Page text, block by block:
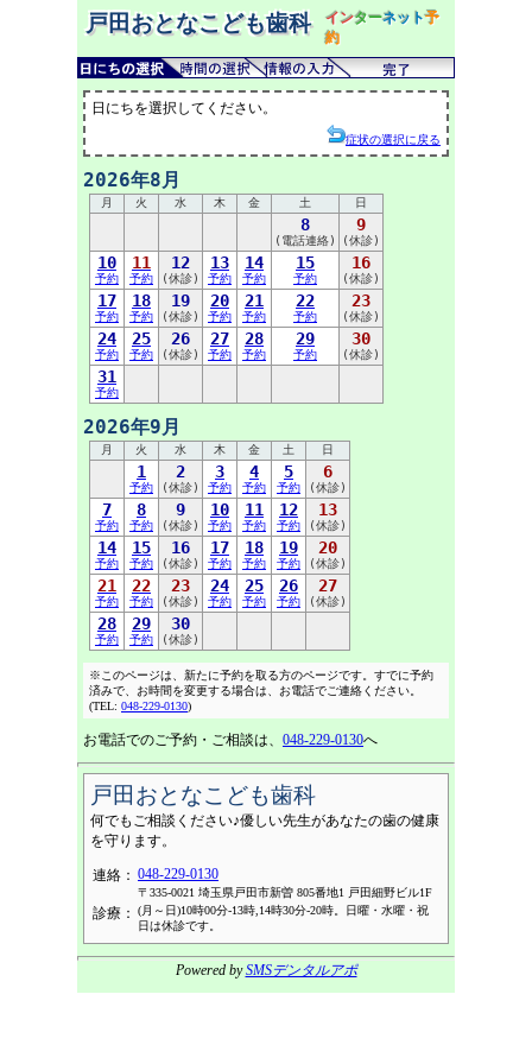
戸田おとなこども歯科 インターネット予
約
日にちを選択してください。
症状の選択に戻る
2026年8月
月 火 水 木 金 土 日
8
(電話連絡)
9
(休診)
10
予約
11
予約
12
(休診)
13
予約
14
予約
15
予約
16
(休診)
17
予約
18
予約
19
(休診)
20
予約
21
予約
22
予約
23
(休診)
24
予約
25
予約
26
(休診)
27
予約
28
予約
29
予約
30
(休診)
31
予約
2026年9月
月 火 水 木 金 土 日
1
予約
2
(休診)
3
予約
4
予約
5
予約
6
(休診)
7
予約
8
予約
9
(休診)
10
予約
11
予約
12
予約
13
(休診)
14
予約
15
予約
16
(休診)
17
予約
18
予約
19
予約
20
(休診)
21
予約
22
予約
23
(休診)
24
予約
25
予約
26
予約
27
(休診)
28
予約
29
予約
30
(休診)
※このページは、新たに予約を取る方のページです。すでに予約
済みで、お時間を変更する場合は、お電話でご連絡ください。
(TEL: 048-229-0130)
お電話でのご予約・ご相談は、 048-229-0130へ
戸田おとなこども歯科
何でもご相談ください♪優しい先生があなたの歯の健康
を守ります。
連絡： 048-229-0130
〒335-0021 埼玉県戸田市新曽 805番地1 戸田細野ビル1F
診療：
(月～日)10時00分-13時,14時30分-20時。日曜・水曜・祝
日は休診です。
Powered bySMSデンタルアポ